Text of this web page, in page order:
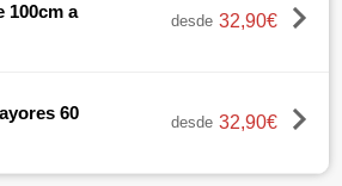
100cm a
desde 32,90€
60
desde 32,90€